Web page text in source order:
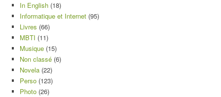
In English (18)
Informatique et Internet (95)
Livres (66)
MBTI (11)
Musique (15)
Non classé (6)
Novela (22)
Perso (123)
Photo (26)